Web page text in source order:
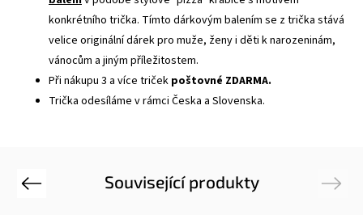
konkrétního trička. Tímto dárkovým balením se z trička stává
velice originální dárek pro muže, ženy i děti k narozeninám,
vánocům a jiným příležitostem.
Při nákupu 3 a více triček poštovné ZDARMA.
Trička odesíláme v rámci Česka a Slovenska.
Související produkty
Previous Next